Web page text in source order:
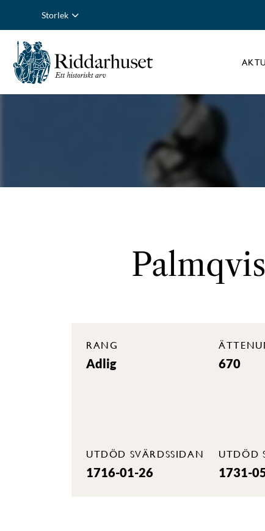
Storlek
RANG
Adlig 670
UTDÖD SVÄRDSSIDAN
1716-01-26
UTDÖD
1731-